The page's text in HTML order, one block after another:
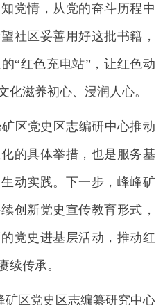
党情，从党的奋斗历程中
社区妥善用好这批书籍，
“红色充电站”，让红色动
化滋养初心、浸润人心。
区党史区志编研中心推动
的具体举措，也是服务基
动实践。下一步，峰峰矿
创新党史宣传教育形式，
党史进基层活动，推动红
续传承。
矿区党史区志编纂研究中心